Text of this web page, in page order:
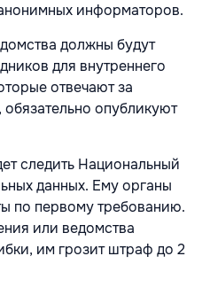
информаторов.
должны будут
для внутреннего
отвечают за
опубликуют
следить Национальный
данных. Ему органы
по первому требованию.
или ведомства
им грозит штраф до 2